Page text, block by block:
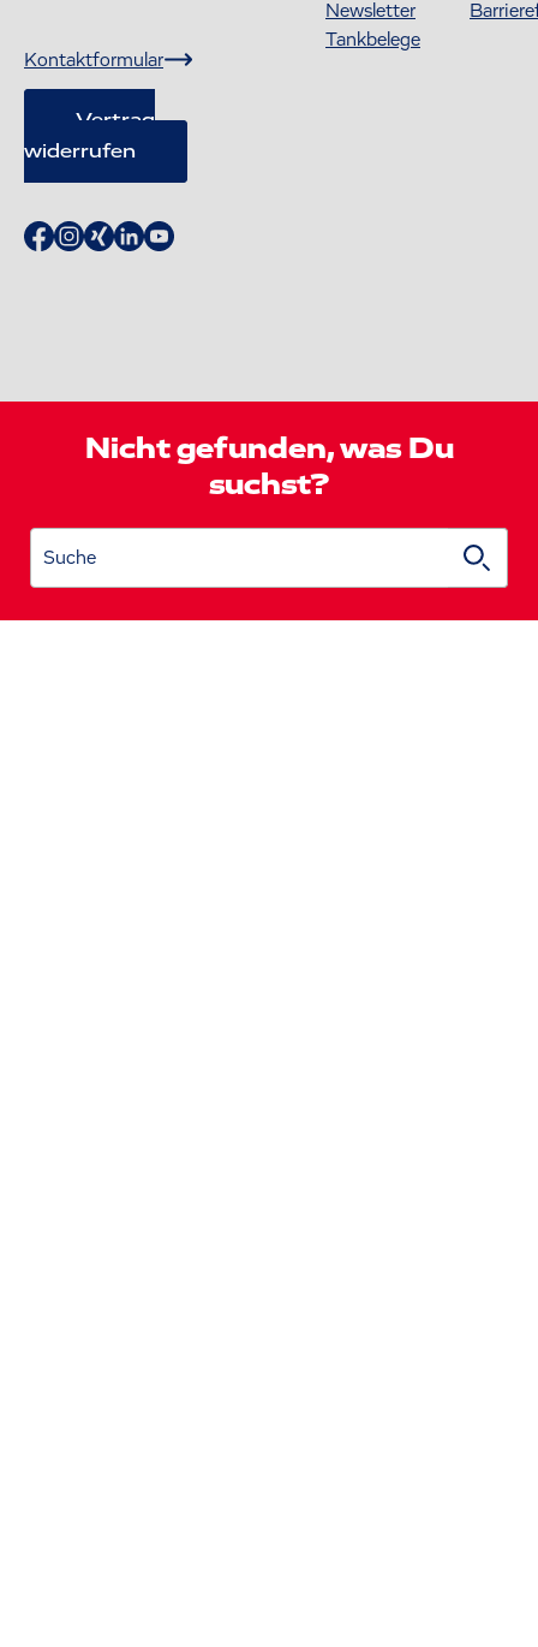
Kontaktformular
Vertrag
widerrufen
Newsletter
Tankbelege
Nicht gefunden, was Du
suchst?
Suche